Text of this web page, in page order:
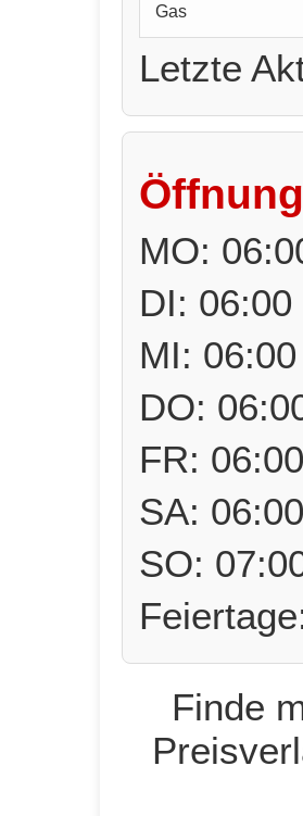
Gas
Letzte
MO:
DI:
MI:
DO:
FR:
SA:
SO:
Finde